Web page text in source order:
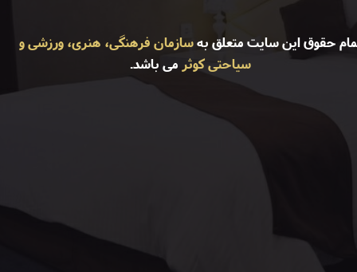
حقوق این سایت متعلق بهسازمان فرهنگی، هنری، ورزشی و
سیاحتی کوثر می باشد.